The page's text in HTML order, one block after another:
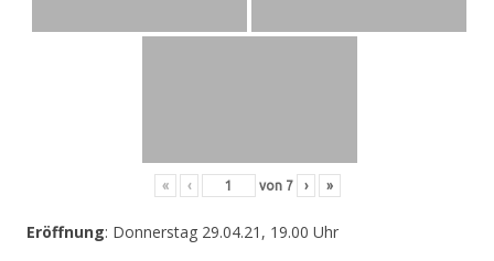
« ‹ von 7 › »
Eröffnung: Donnerstag 29.04.21, 19.00 Uhr